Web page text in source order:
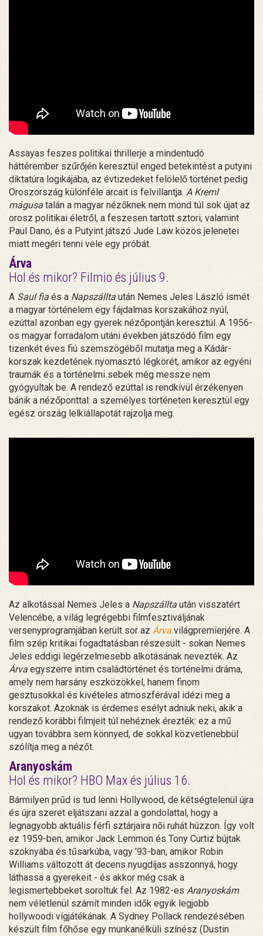
Assayas feszes politikai thrillerje a mindentudó
háttérember szűrőjén keresztül enged betekintést a putyini
diktatúra logikájába, az évtizedeket felölelő történet pedig
Oroszország különféle arcait is felvillantja. A Kreml
mágusa talán a magyar nézőknek nem mond túl sok újat az
orosz politikai életről, a feszesen tartott sztori, valamint
Paul Dano, és a Putyint játszó Jude Law közös jelenetei
miatt megéri tenni vele egy próbát.
Árva
Hol és mikor? Filmio és július 9.
A Saul fia és a Napszállta után Nemes Jeles László ismét
a magyar történelem egy fájdalmas korszakához nyúl,
ezúttal azonban egy gyerek nézőpontján keresztül. A 1956-
os magyar forradalom utáni években játszódó film egy
tizenkét éves fiú szemszögéből mutatja meg a Kádár-
korszak kezdetének nyomasztó légkörét, amikor az egyéni
traumák és a történelmi sebek még messze nem
gyógyultak be. A rendező ezúttal is rendkívül érzékenyen
bánik a nézőponttal: a személyes történeten keresztül egy
egész ország lelkiállapotát rajzolja meg.
Az alkotással Nemes Jeles a Napszállta után visszatért
Velencébe, a világ legrégebbi filmfesztiváljának
versenyprogramjában került sor az Árva világpremierjére. A
film szép kritikai fogadtatásban részesült - sokan Nemes
Jeles eddigi legérzelmesebb alkotásának nevezték. Az
Árva egyszerre intim családtörténet és történelmi dráma,
amely nem harsány eszközökkel, hanem finom
gesztusokkal és kivételes atmoszférával idézi meg a
korszakot. Azoknak is érdemes esélyt adniuk neki, akik a
rendező korábbi filmjeit túl nehéznek érezték: ez a mű
ugyan továbbra sem könnyed, de sokkal közvetlenebbül
szólítja meg a nézőt.
Aranyoskám
Hol és mikor? HBO Max és július 16.
Bármilyen prűd is tud lenni Hollywood, de kétségtelenül újra
és újra szeret eljátszani azzal a gondolattal, hogy a
legnagyobb aktuális férfi sztárjaira női ruhát húzzon. Így volt
ez 1959-ben, amikor Jack Lemmon és Tony Curtiz bújtak
szoknyába és tűsarkúba, vagy ’93-ban, amikor Robin
Williams változott át decens nyugdíjas asszonnyá, hogy
láthassa a gyerekeit - és akkor még csak a
legismertebbeket soroltuk fel. Az 1982-es Aranyoskám
nem véletlenül számít minden idők egyik legjobb
hollywoodi vígjátékának. A Sydney Pollack rendezésében
készült film főhőse egy munkanélküli színész (Dustin